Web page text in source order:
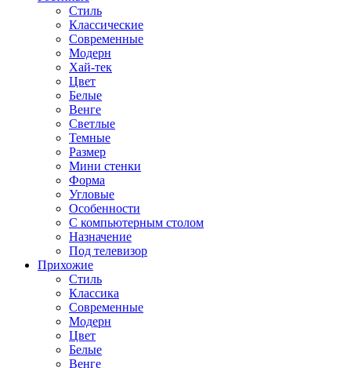
Стиль
Классические
Современные
Модерн
Хай-тек
Цвет
Белые
Венге
Светлые
Темные
Размер
Мини стенки
Форма
Угловые
Особенности
С компьютерным столом
Назначение
Под телевизор
Прихожие
Стиль
Классика
Современные
Модерн
Цвет
Белые
Венге